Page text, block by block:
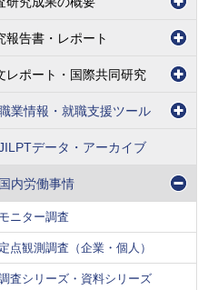
報告書・レポート
レポート・国際共同研究
業情報・就職支援ツール
データ・アーカイブ
国内労働事情
モニター調査
定点観測調査（企業・個人）
査シリーズ・資料シリーズ